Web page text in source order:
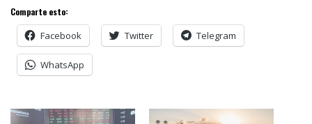
Comparte esto:
Facebook Twitter Telegram
WhatsApp